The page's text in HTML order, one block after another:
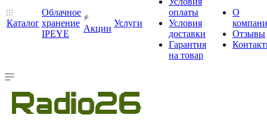
Каталог
Облачное
хранение
IPEYE
Акции
Услуги
оплаты
Условия
доставки
Гарантия
на товар
О
Отзывы